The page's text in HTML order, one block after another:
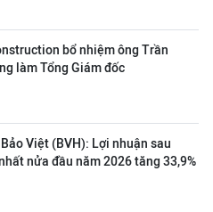
bổ nhiệm ông Trần
làm Tổng Giám đốc
Việt (BVH): Lợi nhuận sau
nửa đầu năm 2026 tăng 33,9%